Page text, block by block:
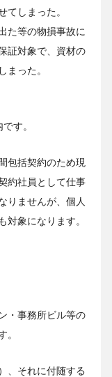
てしまった。
た等の物損事故に
証対象で、資材の
まった。
す。
包括契約のため現
約社員として仕事
りませんが、個人
対象になります。
・事務所ビル等の
。
、それに付随する